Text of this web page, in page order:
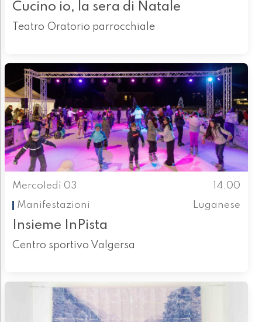
Cucino io, la sera di Natale
Teatro Oratorio parrocchiale
Mercoledì 03
14.00
Manifestazioni
Luganese
Insieme InPista
Centro sportivo Valgersa